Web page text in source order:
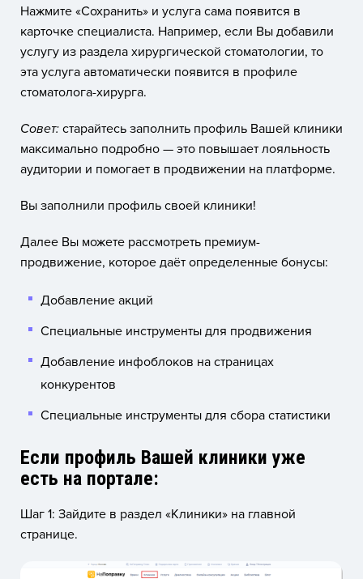
Нажмите «Сохранить» и услуга сама появится в
карточке специалиста. Например, если Вы добавили
услугу из раздела хирургической стоматологии, то
эта услуга автоматически появится в профиле
стоматолога-хирурга.
Совет: старайтесь заполнить профиль Вашей клиники
максимально подробно — это повышает лояльность
аудитории и помогает в продвижении на платформе.
Вы заполнили профиль своей клиники!
Далее Вы можете рассмотреть премиум-
продвижение, которое даёт определенные бонусы:
Добавление акций
Специальные инструменты для продвижения
Добавление инфоблоков на страницах
конкурентов
Специальные инструменты для сбора статистики
Если профиль Вашей клиники уже
есть на портале:
Шаг 1: Зайдите в раздел «Клиники» на главной
странице.